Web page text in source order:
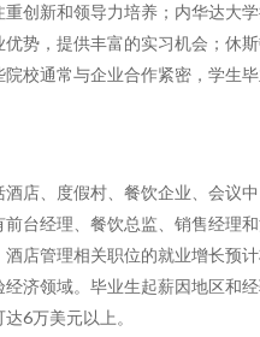
创新和领导力培养；内华达大
势，提供丰富的实习机会；休
校通常与企业合作紧密，学生
店、度假村、餐饮企业、会议中
台经理、餐饮总监、销售经理
店管理相关职位的就业增长预
济领域。毕业生起薪因地区和
6万美元以上。